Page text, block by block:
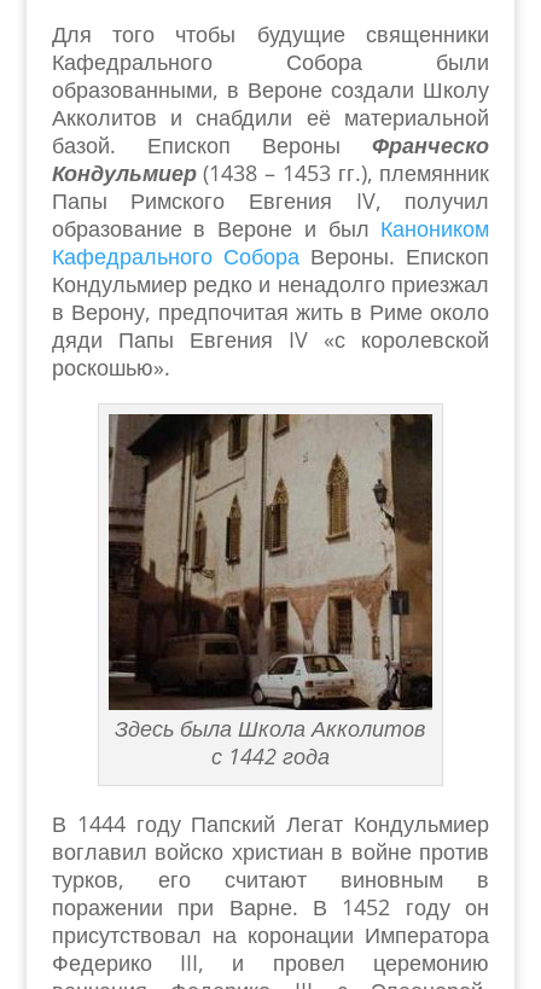
Для того чтобы будущие священники
Кафедрального Собора были
образованными, в Вероне создали Школу
Акколитов и снабдили её материальной
базой. Епископ ВероныФранческо
Кондульмиер(1438 – 1453 гг.), племянник
Папы Римского Евгения IV, получил
образование в Вероне и был Каноником
Кафедрального СобораВероны. Епископ
Кондульмиер редко и ненадолго приезжал
в Верону, предпочитая жить в Риме около
дяди Папы Евгения IV «с королевской
роскошью».
Здесь была Школа Акколитов
с 1442 года
В 1444 году Папский Легат Кондульмиер
воглавил войско христиан в войне против
турков, его считают виновным в
поражении при Варне. В 1452 году он
присутствовал на коронации Императора
Федерико III, и провел церемонию